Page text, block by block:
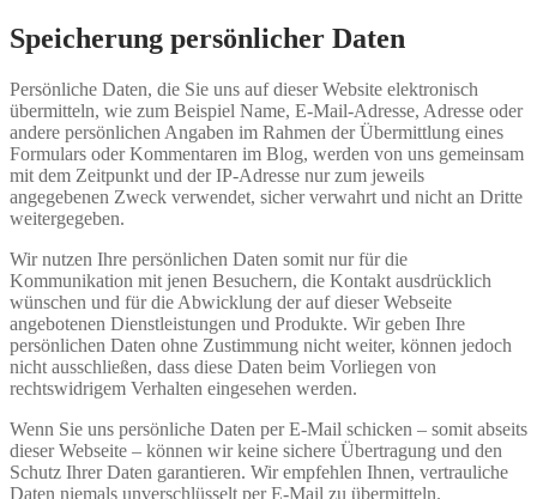
Speicherung persönlicher Daten
Persönliche Daten, die Sie uns auf dieser Website elektronisch
übermitteln, wie zum Beispiel Name, E-Mail-Adresse, Adresse oder
andere persönlichen Angaben im Rahmen der Übermittlung eines
Formulars oder Kommentaren im Blog, werden von uns gemeinsam
mit dem Zeitpunkt und der IP-Adresse nur zum jeweils
angegebenen Zweck verwendet, sicher verwahrt und nicht an Dritte
weitergegeben.
Wir nutzen Ihre persönlichen Daten somit nur für die
Kommunikation mit jenen Besuchern, die Kontakt ausdrücklich
wünschen und für die Abwicklung der auf dieser Webseite
angebotenen Dienstleistungen und Produkte. Wir geben Ihre
persönlichen Daten ohne Zustimmung nicht weiter, können jedoch
nicht ausschließen, dass diese Daten beim Vorliegen von
rechtswidrigem Verhalten eingesehen werden.
Wenn Sie uns persönliche Daten per E-Mail schicken – somit abseits
dieser Webseite – können wir keine sichere Übertragung und den
Schutz Ihrer Daten garantieren. Wir empfehlen Ihnen, vertrauliche
Daten niemals unverschlüsselt per E-Mail zu übermitteln.